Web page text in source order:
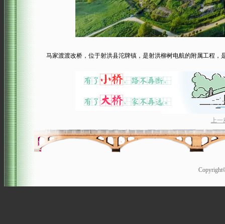
马家渡渡改桥，位于射洪县沱牌镇，是射洪柳树电航的附属工程，
上一